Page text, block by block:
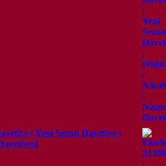
| Yeni Sezon Davetiye |